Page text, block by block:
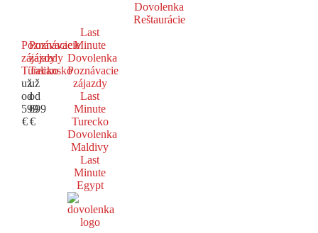
Dovolenka
Reštaurácie
Poznávacie
zájazdy
Turecko
už
od
599
€
Poznávacie
zájazdy
Taliansko
už
od
699
€
Last
Minute
Dovolenka
Poznávacie
zájazdy
Last
Minute
Turecko
Dovolenka
Maldivy
Last
Minute
Egypt